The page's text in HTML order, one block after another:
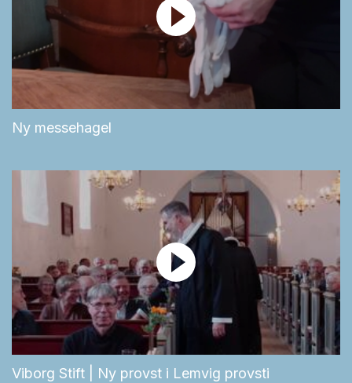
Ny messehagel
Viborg Stift | Ny provst i Lemvig provsti